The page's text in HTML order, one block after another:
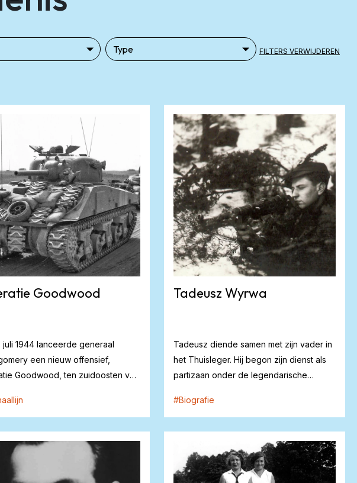
FILTERS VERWIJDEREN
Goodwood
juli 1944 lanceerde generaal
een nieuw offensief,
Goodwood, ten zuidoosten van
Tadeusz Wyrwa
Tadeusz diende samen met zijn vader in
het Thuisleger. Hij begon zijn dienst als
partizaan onder de legendarische
#Biografie